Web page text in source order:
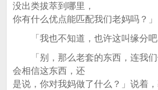
没出类拔萃到哪里，
你有什么优点能匹配我们老妈吗？」
「我也不知道，也许这叫缘分吧
「别，那么老套的东西，连我们
会相信这东西，还
是说，你对我妈做了什么？」说着